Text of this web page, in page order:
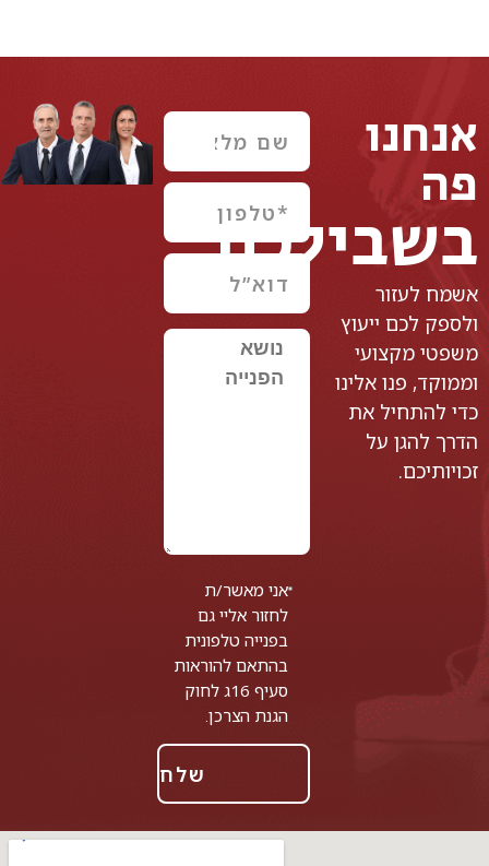
אנחנו
פה
בשבילכם
אשמח לעזור
ולספק לכם ייעוץ
משפטי מקצועי
וממוקד, פנו אלינו
כדי להתחיל את
הדרך להגן על
זכויותיכם.
אני מאשר/ת
לחזור אליי גם
בפנייה טלפונית
בהתאם להוראות
סעיף 16ג לחוק
הגנת הצרכן.